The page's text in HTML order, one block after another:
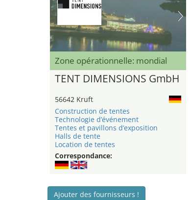
Zone opérationnelle: mondial
TENT DIMENSIONS GmbH
56642 Kruft
Construction de tentes
Technologie d’événement
Tentes et pavillons d’exposition
Halls de tente
Location de tentes
Correspondance:
Ajouter des fournisseurs !